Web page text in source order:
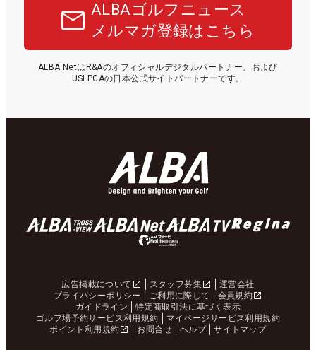
ALBAゴルフニュース
メルマガ登録はこちら
ALBA NetはR&Aのオフィシャルデジタルパートナー、および
USLPGAの日本公式サイトパートナーです。
広告掲載について スタッフ募集
運営会社
プライバシーポリシー
ご利用に際して
会員規約
ガイドライン
特定商取引法に基づく表示
ゴルフ場予約サービス利用規約
マイページサービス利用規約
ポイント利用規約
お問合せ ヘルプ サイトマップ